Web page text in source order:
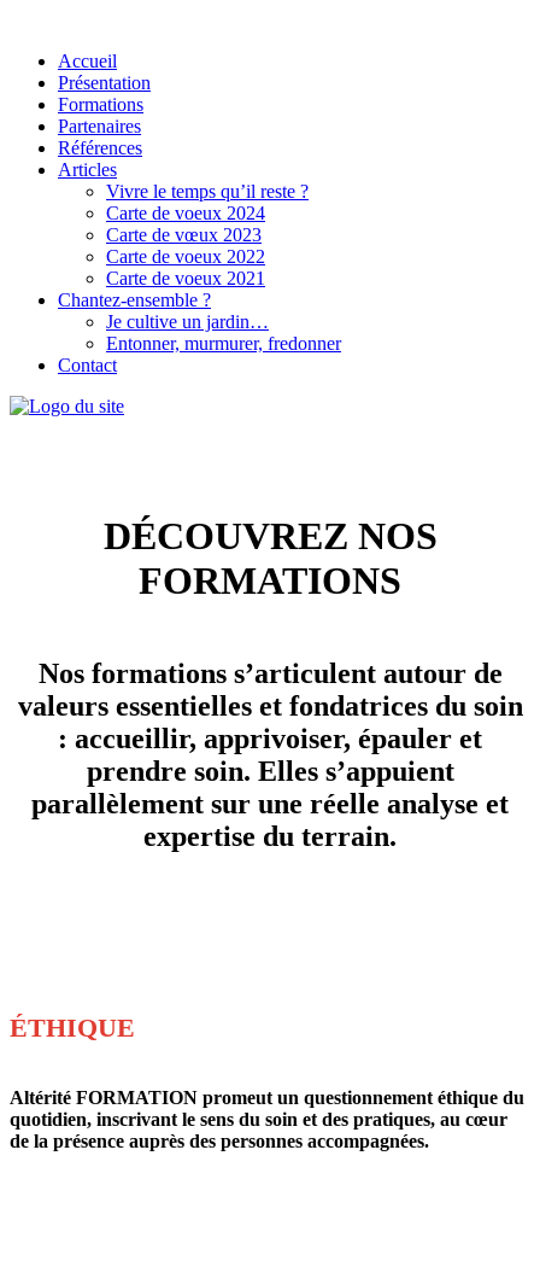
Accueil
Présentation
Formations
Partenaires
Références
Articles
Vivre le temps qu’il reste ?
Carte de voeux 2024
Carte de vœux 2023
Carte de voeux 2022
Carte de voeux 2021
Chantez-ensemble ?
Je cultive un jardin…
Entonner, murmurer, fredonner
Contact
DÉCOUVREZ NOS
FORMATIONS
Nos formations s’articulent autour de
valeurs essentielles et fondatrices du soin
: accueillir, apprivoiser, épauler et
prendre soin. Elles s’appuient
parallèlement sur une réelle analyse et
expertise du terrain.
ÉTHIQUE
Altérité FORMATION promeut un questionnement éthique du
quotidien, inscrivant le sens du soin et des pratiques, au cœur
de la présence auprès des personnes accompagnées.